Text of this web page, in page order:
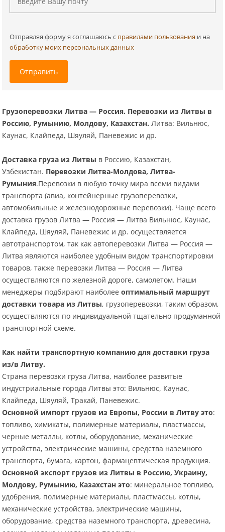
Отправляя форму я соглашаюсь c правилами пользования и на
обработку моих персональных данных
Отправить
Грузоперевозки Литва — Россия. Перевозки из Литвы в
Россию, Румынию, Молдову, Казахстан. Литва: Вильнюс,
Каунас, Клайпеда, Шяуляй, Паневежис и др.
Доставка груза из Литвы в Россию, Казахстан,
Узбекистан. Перевозки Литва-Молдова, Литва-
Румыния.Перевозки в любую точку мира всеми видами
транспорта (авиа, контейнерные грузоперевозки,
автомобильные и железнодорожные перевозки). Чаще всего
доставка грузов Литва — Россия — Литва Вильнюс, Каунас,
Клайпеда, Шяуляй, Паневежис и др. осуществляется
автотранспортом, так как автоперевозки Литва — Россия —
Литва являются наиболее удобным видом транспортировки
товаров, также перевозки Литва — Россия — Литва
осуществляются по железной дороге, самолетом. Наши
менеджеры подбирают наиболееоптимальный маршрут
доставки товара из Литвы, грузоперевозки, таким образом,
осуществляются по индивидуальной тщательно продуманной
транспортной схеме.
Как найти транспортную компанию для доставки груза
из/в Литву.
Страна перевозки груза Литва, наиболее развитые
индустриальные города Литвы это: Вильнюс, Каунас,
Клайпеда, Шяуляй, Тракай, Паневежис.
Основной импорт грузов из Европы, России в Литву это:
топливо, химикаты, полимерные материалы, пластмассы,
черные металлы, котлы, оборудование, механические
устройства, электрические машины, средства наземного
транспорта, бумага, картон, фармацевтическая продукция.
Основной экспорт грузов из Литвы в Россию, Украину,
Молдову, Румынию, Казахстан это: минеральное топливо,
удобрения, полимерные материалы, пластмассы, котлы,
механические устройства, электрические машины,
оборудование, средства наземного транспорта, древесина,